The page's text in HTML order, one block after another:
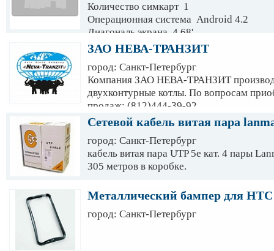
Количество симкарт 1
Операционная система Android 4.2
Диагональ экрана 4.68'
3G есть
Емкость аккумулятора 1500mAh
Оперативная память 512 Мб
Встроенная Flash-память 4 Гб
Процессор MTK6572
ЗАО НЕВА-ТРАНЗИТ
город: Санкт-Петербург
Компания ЗАО НЕВА-ТРАНЗИТ
двухконтурные котлы. По вопросам
продаж: (812)444-39-92
Подробности на сайте: www.neva-
http://vk.com/clubnnevatranzit
Сетевой кабель витая пара
город: Санкт-Петербург
кабель витая пара UTP 5e кат. 4 пары
305 метров в коробке.
Цена указана за коробку c учетом НДС.
Возможен наличный и безналичный
Металлический бампер для
город: Санкт-Петербург